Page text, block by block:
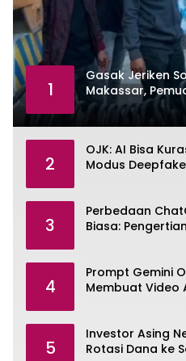
1
Gasak Jeriken
Makassar,
2
OJK: AI Bisa
Modus
3
Perbedaan
Biasa:
4
Prompt Gemini
Membuat Video
5
Investor Asing
Rotasi Dana ke